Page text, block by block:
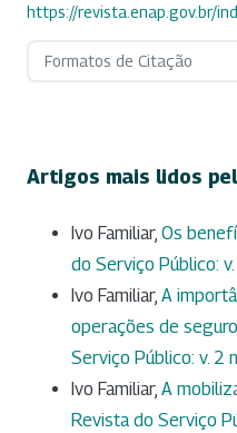
https://revista.enap.gov.br/
Formatos de Citação
Artigos mais lidos
Ivo Familiar, Os
do Serviço Público:
Ivo Familiar, A
operações de
Serviço Público: v. 2
Ivo Familiar, A
Revista do Serviço